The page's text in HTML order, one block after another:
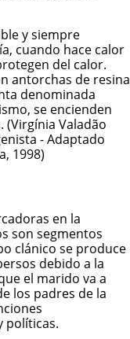
y siempre
cuando hace calor
del calor.
antorchas de resina
denominada
se encienden
(Virgínia Valadão
- Adaptado
1998)
en la
son segmentos
clánico se produce
debido a la
el marido va a
los padres de la
políticas.